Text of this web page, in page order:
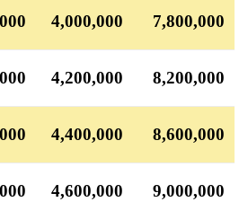
4,000,000 7,800,000
4,200,000 8,200,000
4,400,000 8,600,000
4,600,000 9,000,000